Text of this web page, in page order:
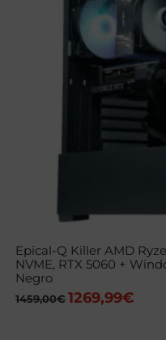
Epical-Q Killer AMD
NVME, RTX 5060 +
Negro
1459,00€ El
1269,99€